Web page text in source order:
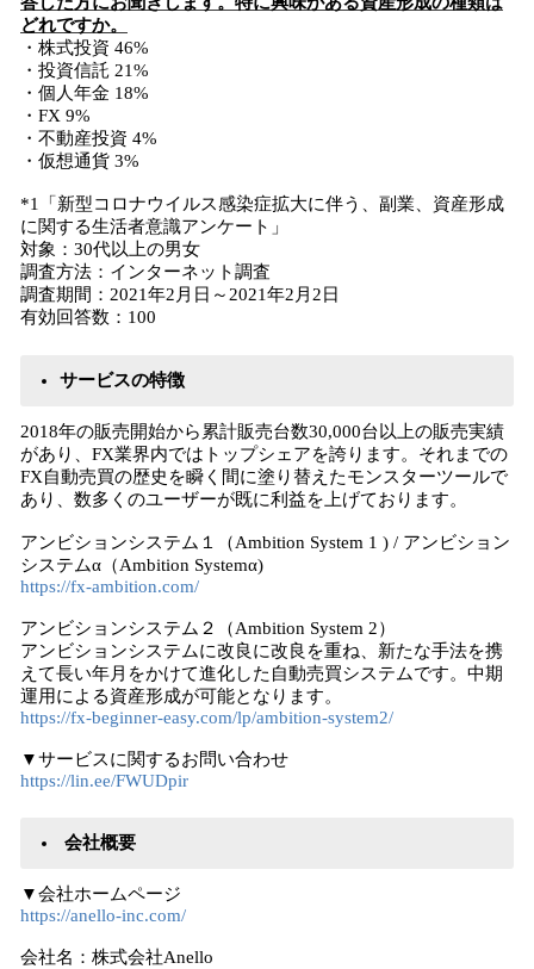
どれですか。
・株式投資 46%
・投資信託 21%
・個人年金 18%
・FX 9%
・不動産投資 4%
・仮想通貨 3%
*1「新型コロナウイルス感染症拡大に伴う、副業、資産形成
に関する生活者意識アンケート」
対象：30代以上の男女
調査方法：インターネット調査
調査期間：2021年2月日～2021年2月2日
有効回答数：100
サービスの特徴
2018年の販売開始から累計販売台数30,000台以上の販売実績
があり、FX業界内ではトップシェアを誇ります。それまでの
FX自動売買の歴史を瞬く間に塗り替えたモンスターツールで
あり、数多くのユーザーが既に利益を上げております。
アンビションシステム１（Ambition System 1 ) / アンビション
システムα（Ambition Systemα)
https://fx-ambition.com/
アンビションシステム２（Ambition System 2）
アンビションシステムに改良に改良を重ね、新たな手法を携
えて長い年月をかけて進化した自動売買システムです。中期
運用による資産形成が可能となります。
https://fx-beginner-easy.com/lp/ambition-system2/
▼サービスに関するお問い合わせ
https://lin.ee/FWUDpir
会社概要
▼会社ホームページ
https://anello-inc.com/
会社名：株式会社Anello